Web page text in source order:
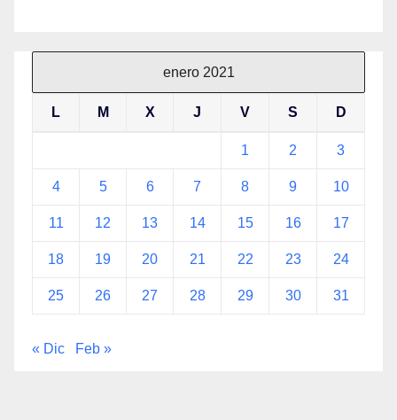
enero 2021
L M X J V S D
1 2 3
4 5 6 7 8 9 10
11 12 13 14 15 16 17
18 19 20 21 22 23 24
25 26 27 28 29 30 31
« Dic Feb »